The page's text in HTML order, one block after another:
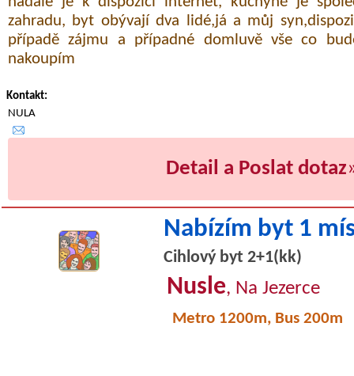
zahradu, byt obývají dva lidé,já a můj
případě zájmu a případné domluvě vše co
nakoupím
Kontakt:
NULA
Detail a Poslat dotaz
Nabízím byt 1
Cihlový byt 2+1(kk)
Nusle, Na Jezerce
Metro 1200m, Bus 200m